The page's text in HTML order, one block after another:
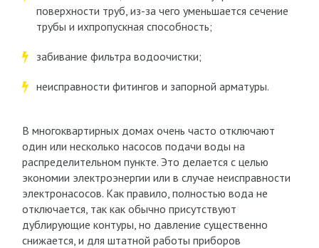
поверхности труб, из-за чего уменьшается сечение
трубы и ихпропускная способность;
забивание фильтра водоочистки;
неисправности фитингов и запорной арматуры.
В многоквартирных домах очень часто отключают
один или несколько насосов подачи воды на
распределительном пункте. Это делается с целью
экономии электроэнергии или в случае неисправности
электронасосов. Как правило, полностью вода не
отключается, так как обычно присутствуют
дублирующие контуры, но давление существенно
снижается, и для штатной работы приборов